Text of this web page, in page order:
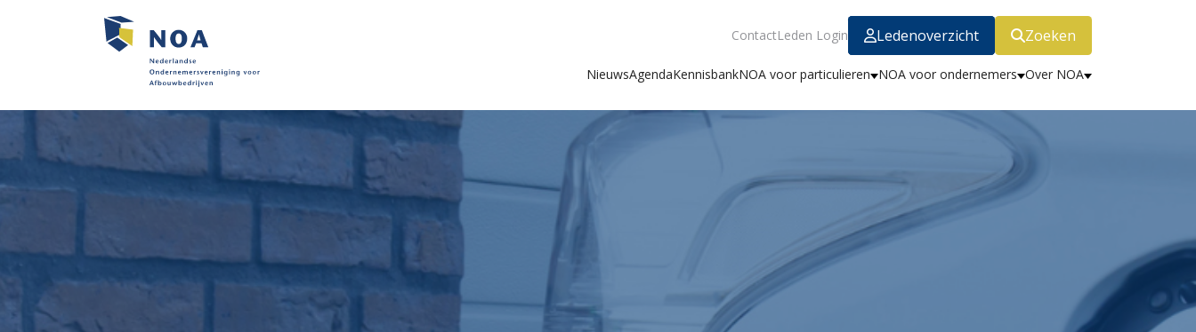
ContactLeden Login Ledenoverzicht Zoeken
NieuwsAgendaKennisbankNOA voor particulieren NOA voor ondernemers Over NOA